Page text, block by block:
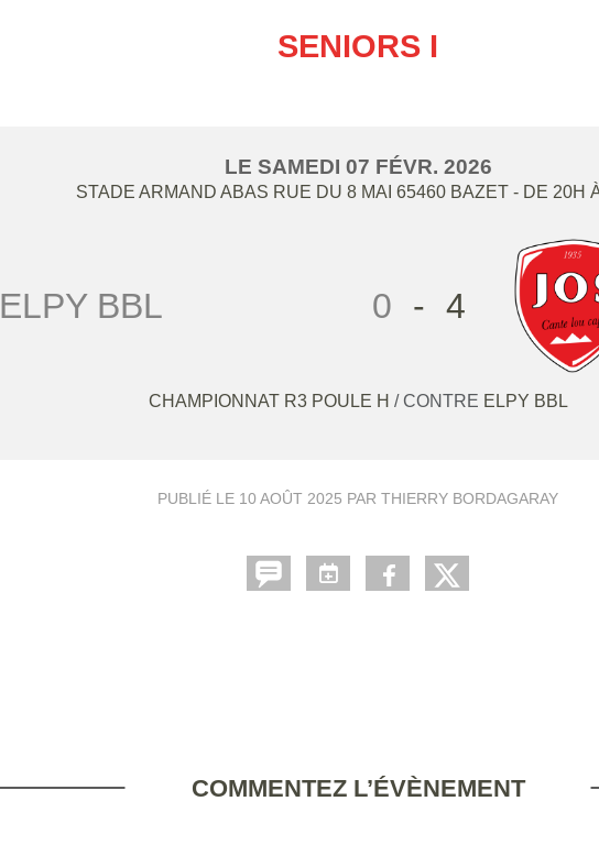
SENIORS I
LE SAMEDI 07 FÉVR. 2026
STADE ARMAND ABAS RUE DU 8 MAI 65460 BAZET - DE 20H
ELPY BBL 0 - 4
CHAMPIONNAT R3 POULE H / CONTRE ELPY BBL
PUBLIÉ LE 10 AOÛT 2025 PAR THIERRY BORDAGARAY
COMMENTEZ L’ÉVÈNEMENT